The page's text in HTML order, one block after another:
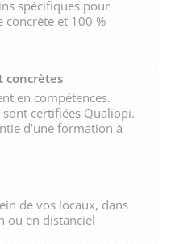
spécifiques pour
concrète et 100 %
concrètes
en compétences.
certifiées Qualiopi.
d’une formation à
de vos locaux, dans
ou en distanciel